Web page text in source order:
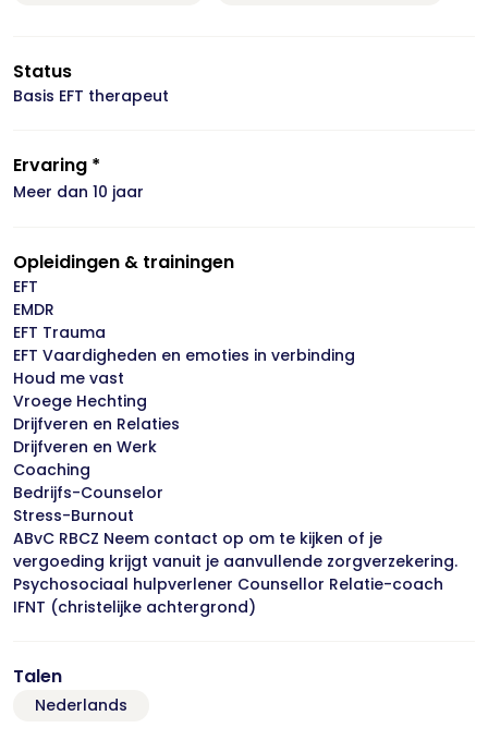
Status
Basis EFT therapeut
Ervaring *
Meer dan 10 jaar
Opleidingen & trainingen
EFT
EMDR
EFT Trauma
EFT Vaardigheden en emoties in verbinding
Houd me vast
Vroege Hechting
Drijfveren en Relaties
Drijfveren en Werk
Coaching
Bedrijfs-Counselor
Stress-Burnout
ABvC RBCZ Neem contact op om te kijken of je
vergoeding krijgt vanuit je aanvullende zorgverzekering.
Psychosociaal hulpverlener Counsellor Relatie-coach
IFNT (christelijke achtergrond)
Talen
Nederlands